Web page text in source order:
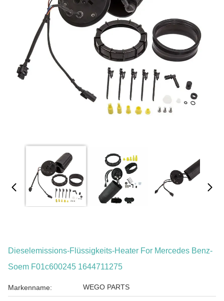
Dieselemissions-Flüssigkeits-Heater For Mercedes Benz-
Soem F01c600245 1644711275
Markenname: WEGO PARTS